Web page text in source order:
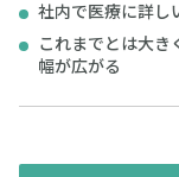
社内で医療に詳し
これまでとは大き
幅が広がる